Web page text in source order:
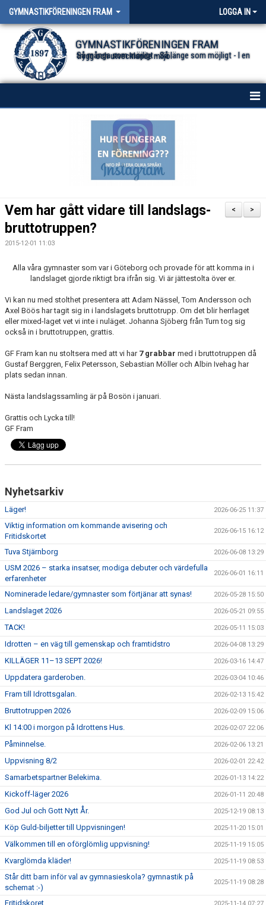
GYMNASTIKFÖRENINGEN FRAM LOGGA IN
GYMNASTIKFÖRENINGEN FRAM
Så många som möjligt - Så länge som möjligt - I en trygg och utvecklande miljö.
NYHETER FÖR ALLA TRUPPER
>
<
Vem har gått vidare till landslags-
bruttotruppen?
2015-12-01 11:03
Alla våra gymnaster som var i Göteborg och provade för att komma in i
landslaget gjorde riktigt bra ifrån sig. Vi är jättestolta över er.
Vi kan nu med stolthet presentera att Adam Nässel, Tom Andersson och
Axel Böös har tagit sig in i landslagets bruttotrupp. Om det blir herrlaget
eller mixed-laget vet vi inte i nuläget. Johanna Sjöberg från Turn tog sig
också in i bruttotruppen, grattis.
GF Fram kan nu stoltsera med att vi har 7 grabbar med i bruttotruppen då
Gustaf Berggren, Felix Petersson, Sebastian Möller och Albin Ivehag har
plats sedan innan.
Nästa landslagssamling är på Bosön i januari.
Grattis och Lycka till!
GF Fram
Nyhetsarkiv
Läger! 2026-06-25 11:37
Viktig information om kommande avisering och
Fritidskortet
2026-06-15 16:12
Tuva Stjärnborg 2026-06-08 13:29
USM 2026 – starka insatser, modiga debuter och värdefulla
erfarenheter
2026-06-01 16:11
Nominerade ledare/gymnaster som förtjänar att synas! 2026-05-28 15:50
Landslaget 2026 2026-05-21 09:55
TACK! 2026-05-11 15:03
Idrotten – en väg till gemenskap och framtidstro 2026-04-08 13:29
KILLÄGER 11–13 SEPT 2026! 2026-03-16 14:47
Uppdatera garderoben. 2026-03-04 10:46
Fram till Idrottsgalan. 2026-02-13 15:42
Bruttotruppen 2026 2026-02-09 15:06
Kl 14:00 i morgon på Idrottens Hus. 2026-02-07 22:06
Påminnelse. 2026-02-06 13:21
Uppvisning 8/2 2026-02-01 22:42
Samarbetspartner Belekima. 2026-01-13 14:22
Kickoff-läger 2026 2026-01-11 20:48
God Jul och Gott Nytt År. 2025-12-19 08:13
Köp Guld-biljetter till Uppvisningen! 2025-11-20 15:01
Välkommen till en oförglömlig uppvisning! 2025-11-19 15:05
Kvarglömda kläder! 2025-11-19 08:53
Står ditt barn inför val av gymnasieskola? gymnastik på
schemat :-)
2025-11-19 08:28
Fritidskoret